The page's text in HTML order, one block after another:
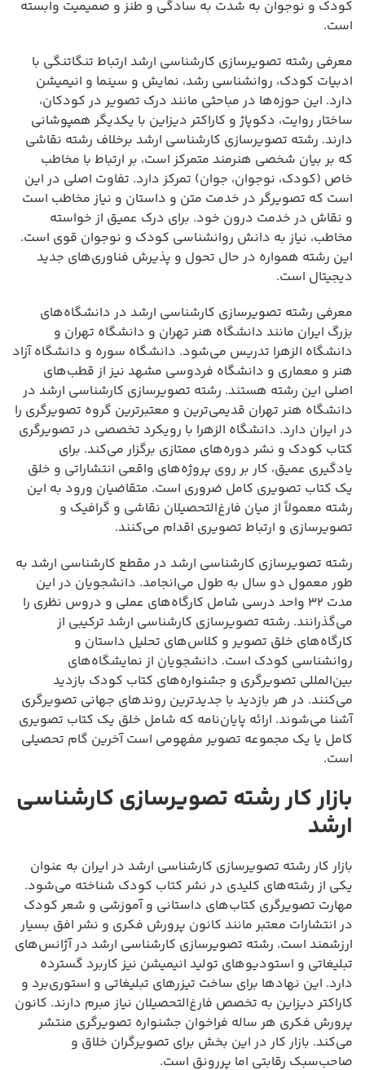
کودک و نوجوان به شدت به سادگی و طنز و صمیمیت وابسته
است.
معرفی رشته تصویرسازی کارشناسی ارشد ارتباط تنگاتنگی با
ادبیات کودک، روانشناسی رشد، نمایش و سینما و انیمیشن
دارد. این حوزه‌ها در مباحثی مانند درک تصویر در کودکان،
ساختار روایت، دکوپاژ و کاراکتر دیزاین با یکدیگر همپوشانی
دارند. رشته تصویرسازی کارشناسی ارشد برخلاف رشته نقاشی
که بر بیان شخصی هنرمند متمرکز است، بر ارتباط با مخاطب
خاص (کودک، نوجوان، جوان) تمرکز دارد. تفاوت اصلی در این
است که تصویرگر در خدمت متن و داستان و نیاز مخاطب است
و نقاش در خدمت درون خود. برای درک عمیق از خواسته
مخاطب، نیاز به دانش روانشناسی کودک و نوجوان قوی است.
این رشته همواره در حال تحول و پذیرش فناوری‌های جدید
دیجیتال است.
معرفی رشته تصویرسازی کارشناسی ارشد در دانشگاه‌های
بزرگ ایران مانند دانشگاه هنر تهران و دانشگاه تهران و
دانشگاه الزهرا تدریس می‌شود. دانشگاه سوره و دانشگاه آزاد
هنر و معماری و دانشگاه فردوسی مشهد نیز از قطب‌های
اصلی این رشته هستند. رشته تصویرسازی کارشناسی ارشد در
دانشگاه هنر تهران قدیمی‌ترین و معتبرترین گروه تصویرگری را
در ایران دارد. دانشگاه الزهرا با رویکرد تخصصی در تصویرگری
کتاب کودک و نشر دوره‌های ممتازی برگزار می‌کند. برای
یادگیری عمیق، کار بر روی پروژه‌های واقعی انتشاراتی و خلق
یک کتاب تصویری کامل ضروری است. متقاضیان ورود به این
رشته معمولاً از میان فارغ‌التحصیلان نقاشی و گرافیک و
تصویرسازی و ارتباط تصویری اقدام می‌کنند.
رشته تصویرسازی کارشناسی ارشد در مقطع کارشناسی ارشد به
طور معمول دو سال به طول می‌انجامد. دانشجویان در این
مدت ۳۲ واحد درسی شامل کارگاه‌های عملی و دروس نظری را
می‌گذرانند. رشته تصویرسازی کارشناسی ارشد ترکیبی از
کارگاه‌های خلق تصویر و کلاس‌های تحلیل داستان و
روانشناسی کودک است. دانشجویان از نمایشگاه‌های
بین‌المللی تصویرگری و جشنواره‌های کتاب کودک بازدید
می‌کنند. در هر بازدید با جدیدترین روندهای جهانی تصویرگری
آشنا می‌شوند. ارائه پایان‌نامه که شامل خلق یک کتاب تصویری
کامل یا یک مجموعه تصویر مفهومی است آخرین گام تحصیلی
است.
بازار کار رشته تصویرسازی کارشناسی
ارشد
بازار کار رشته تصویرسازی کارشناسی ارشد در ایران به عنوان
یکی از رشته‌های کلیدی در نشر کتاب کودک شناخته می‌شود.
مهارت تصویرگری کتاب‌های داستانی و آموزشی و شعر کودک
در انتشارات معتبر مانند کانون پرورش فکری و نشر افق بسیار
ارزشمند است. رشته تصویرسازی کارشناسی ارشد در آژانس‌های
تبلیغاتی و استودیوهای تولید انیمیشن نیز کاربرد گسترده
دارد. این نهادها برای ساخت تیزرهای تبلیغاتی و استوری‌برد و
کاراکتر دیزاین به تخصص فارغ‌التحصیلان نیاز مبرم دارند. کانون
پرورش فکری هر ساله فراخوان جشنواره تصویرگری منتشر
می‌کند. بازار کار در این بخش برای تصویرگران خلاق و
صاحب‌سبک رقابتی اما پررونق است.